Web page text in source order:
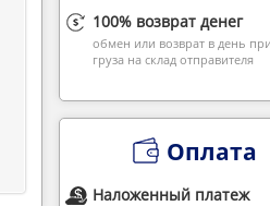
100% возврат денег
обмен или возврат в день
груза на склад отправителя
Оплата
Наложенный платеж